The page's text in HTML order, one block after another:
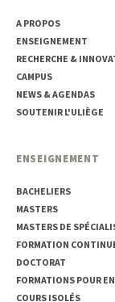
A PROPOS
ENSEIGNEMENT
RECHERCHE &
CAMPUS
NEWS & AGENDAS
SOUTENIR L'ULIÈGE
ENSEIGNEMENT
BACHELIERS
MASTERS
MASTERS DE
FORMATION
DOCTORAT
FORMATIONS POUR
COURS ISOLÉS